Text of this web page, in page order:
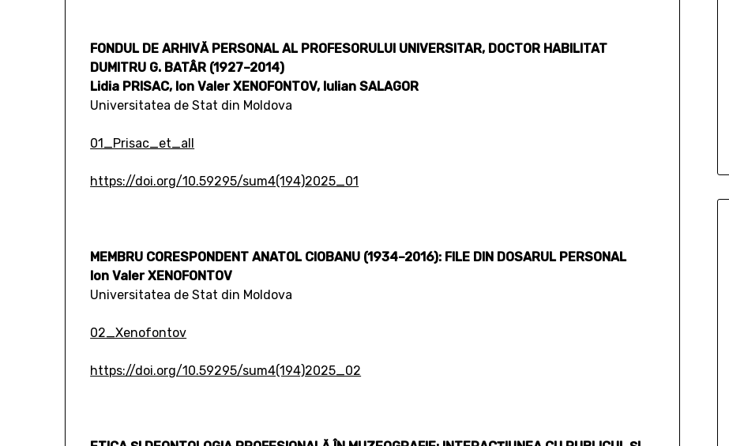
FONDUL DE ARHIVĂ PERSONAL AL PROFESORULUI UNIVERSITAR, DOCTOR HABILITAT
DUMITRU G. BATÂR (1927–2014)
Lidia PRISAC, Ion Valer XENOFONTOV, Iulian SALAGOR
Universitatea de Stat din Moldova
01_Prisac_et_all
https://doi.org/10.59295/sum4(194)2025_01
MEMBRU CORESPONDENT ANATOL CIOBANU (1934–2016): FILE DIN DOSARUL PERSONAL
Ion Valer XENOFONTOV
Universitatea de Stat din Moldova
02_Xenofontov
https://doi.org/10.59295/sum4(194)2025_02